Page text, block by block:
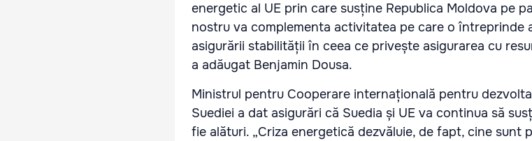
energetic al UE prin care susține Republica Moldova pe
nostru va complementa activitatea pe care o întreprinde
asigurării stabilității în ceea ce privește asigurarea cu
a adăugat Benjamin Dousa.
Ministrul pentru Cooperare internațională pentru
Suediei a dat asigurări că Suedia și UE va continua să
fie alături. „Criza energetică dezvăluie, de fapt, cine sunt